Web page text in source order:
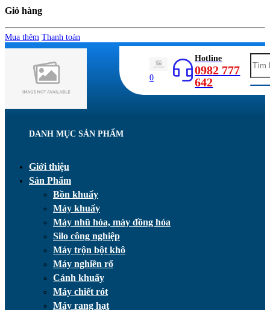
Giỏ hàng
Mua thêm Thanh toán
0
Hotline
0982 777
642
DANH MỤC SẢN PHẨM
Giới thiệu
Sản Phẩm
Bồn khuấy
Máy khuấy
Máy nhũ hóa, máy đồng hóa
Silo công nghiệp
Máy trộn bột khô
Máy nghiền rổ
Cánh khuấy
Máy chiết rót
Máy rang hạt